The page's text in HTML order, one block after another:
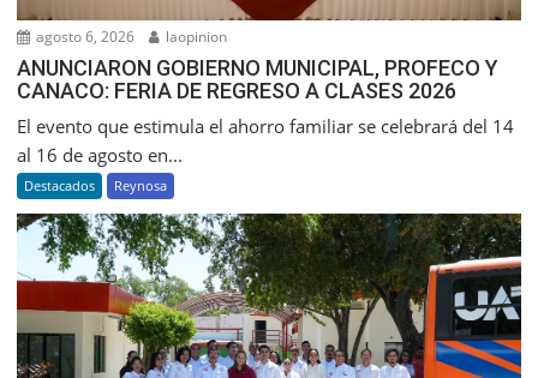
agosto 6, 2026 laopinion
ANUNCIARON GOBIERNO MUNICIPAL, PROFECO Y
CANACO: FERIA DE REGRESO A CLASES 2026
El evento que estimula el ahorro familiar se celebrará del 14
al 16 de agosto en...
Destacados Reynosa